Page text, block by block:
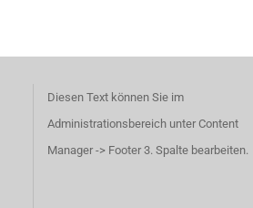
Diesen Text können Sie im
Administrationsbereich unter Content
Manager -> Footer 3. Spalte bearbeiten.